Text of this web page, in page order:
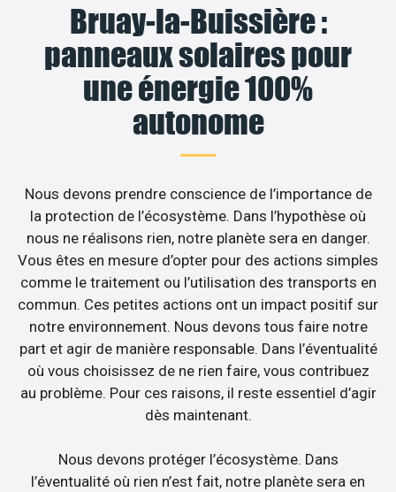
Bruay-la-Buissière :
panneaux solaires pour
une énergie 100%
autonome
Nous devons prendre conscience de l’importance de
la protection de l’écosystème. Dans l’hypothèse où
nous ne réalisons rien, notre planète sera en danger.
Vous êtes en mesure d’opter pour des actions simples
comme le traitement ou l’utilisation des transports en
commun. Ces petites actions ont un impact positif sur
notre environnement. Nous devons tous faire notre
part et agir de manière responsable. Dans l’éventualité
où vous choisissez de ne rien faire, vous contribuez
au problème. Pour ces raisons, il reste essentiel d’agir
dès maintenant.
Nous devons protéger l’écosystème. Dans
l’éventualité où rien n’est fait, notre planète sera en